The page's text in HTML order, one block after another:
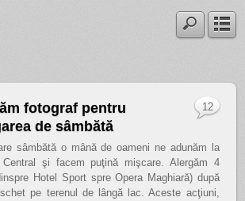
fotograf pentru
de sâmbătă
sâmbătă o mână de oameni ne adunăm la
şi facem puţină mişcare. Alergăm 4
Hotel Sport spre Opera Maghiară) după
pe terenul de lângă lac. Aceste acţiuni,
12